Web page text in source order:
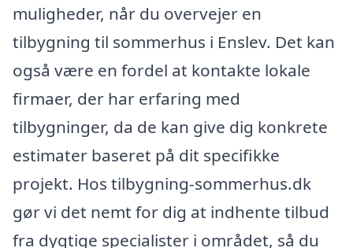
muligheder, når du overvejer en
tilbygning til sommerhus i Enslev. Det kan
også være en fordel at kontakte lokale
firmaer, der har erfaring med
tilbygninger, da de kan give dig konkrete
estimater baseret på dit specifikke
projekt. Hos tilbygning-sommerhus.dk
gør vi det nemt for dig at indhente tilbud
fra dygtige specialister i området, så du